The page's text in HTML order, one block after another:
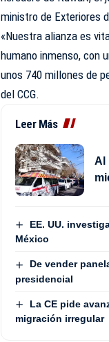
ministro de Exteriores
«Nuestra alianza es
humano inmenso, con
unos 740 millones de
del CCG.
Leer Más
Al
EE. UU.
México
De vender
presidencial
La CE pide
migración irregular